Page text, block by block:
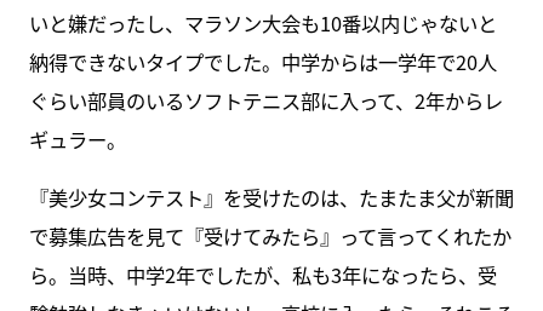
いと嫌だったし、マラソン大会も10番以内じゃないと
納得できないタイプでした。中学からは一学年で20人
ぐらい部員のいるソフトテニス部に入って、2年からレ
ギュラー。
『美少女コンテスト』を受けたのは、たまたま父が新聞
で募集広告を見て『受けてみたら』って言ってくれたか
ら。当時、中学2年でしたが、私も3年になったら、受